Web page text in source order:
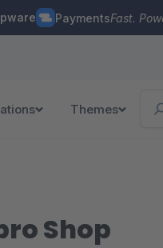
PaymentsFast.
Themes
Shop